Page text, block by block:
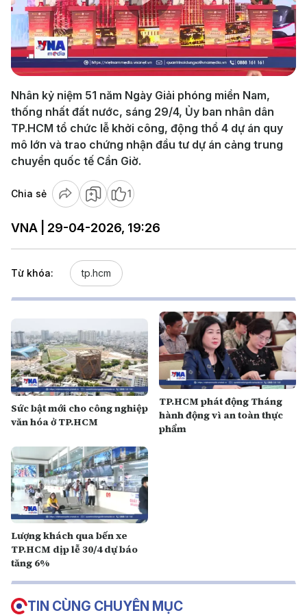
Play
Video
Nhân kỷ niệm 51 năm Ngày Giải phóng miền Nam,
thống nhất đất nước, sáng 29/4, Ủy ban nhân dân
TP.HCM tổ chức lễ khởi công, động thổ 4 dự án quy
mô lớn và trao chứng nhận đầu tư dự án cảng trung
chuyển quốc tế Cần Giờ.
Chia sẻ 1
VNA | 29-04-2026, 19:26
Từ khóa: tp.hcm
Sức bật mới cho công nghiệp
văn hóa ở TP.HCM
TP.HCM phát động Tháng
hành động vì an toàn thực
phẩm
Lượng khách qua bến xe
TP.HCM dịp lễ 30/4 dự báo
tăng 6%
TIN CÙNG CHUYÊN MỤC